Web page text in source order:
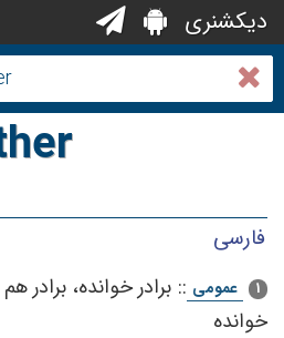
دیکشنری
فارسی
1 عمومی :: برادر خوانده، برادر
خوانده‌